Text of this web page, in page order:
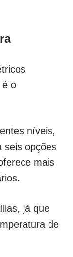
é o
níveis,
seis opções
mais
já que
de